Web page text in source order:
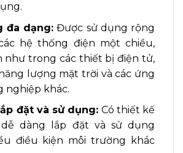
đa dạng: Được sử dụng rộng
hệ thống điện một chiều,
như trong các thiết bị điện tử,
lượng mặt trời và các ứng
nghiệp khác.
đặt và sử dụng: Có thiết kế
dàng lắp đặt và sử dụng
điều kiện môi trường khác